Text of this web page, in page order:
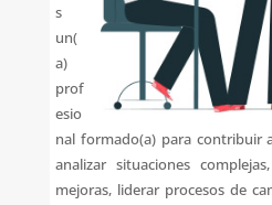
s
un(
a)
prof
esio
nal formado(a) para contribuir
analizar situaciones
mejoras, liderar procesos de